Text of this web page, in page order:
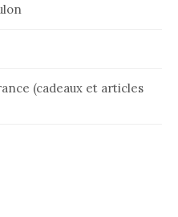
(cadeaux et articles